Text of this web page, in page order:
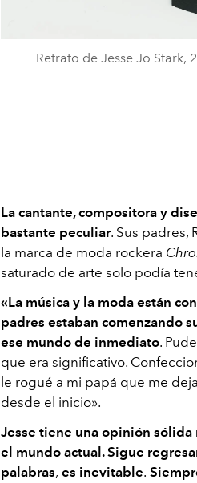
Retrato de Jesse Jo Stark,
La cantante, compositora y
bastante peculiar. Sus padres,
la marca de moda rockera
saturado de arte solo podía
«La música y la moda están
padres estaban comenzando
ese mundo de inmediato.
que era significativo.
le rogué a mi papá que me
desde el inicio».
Jesse tiene una opinión sólida
el mundo actual. Sigue
palabras, es inevitable.